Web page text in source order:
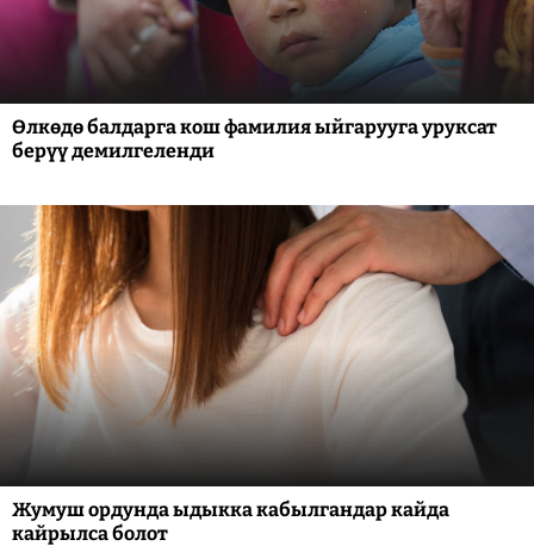
Өлкөдө балдарга кош фамилия ыйгарууга уруксат
берүү демилгеленди
Жумуш ордунда ыдыкка кабылгандар кайда
кайрылса болот